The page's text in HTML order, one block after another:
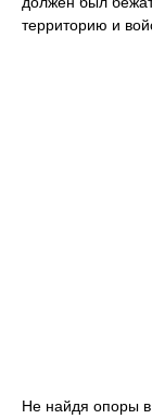
территорию и
Не найдя опоры